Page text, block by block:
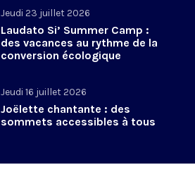
Jeudi 23 juillet 2026
Laudato Si’ Summer Camp :
des vacances au rythme de la
conversion écologique
Jeudi 16 juillet 2026
Joëlette chantante : des
sommets accessibles à tous